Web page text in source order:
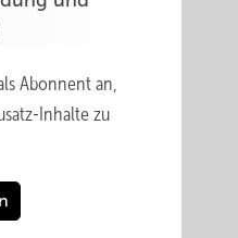
Abonnent an,
Inhalte zu